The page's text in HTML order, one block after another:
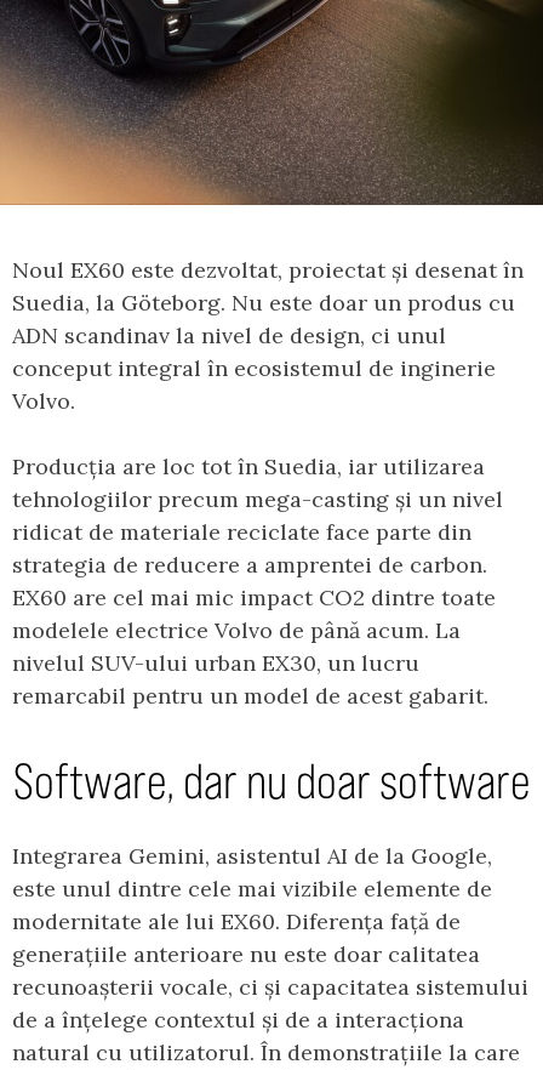
Noul EX60 este dezvoltat, proiectat și desenat în
Suedia, la Göteborg. Nu este doar un produs cu
ADN scandinav la nivel de design, ci unul
conceput integral în ecosistemul de inginerie
Volvo.
Producția are loc tot în Suedia, iar utilizarea
tehnologiilor precum mega-casting și un nivel
ridicat de materiale reciclate face parte din
strategia de reducere a amprentei de carbon.
EX60 are cel mai mic impact CO2 dintre toate
modelele electrice Volvo de până acum. La
nivelul SUV-ului urban EX30, un lucru
remarcabil pentru un model de acest gabarit.
Software, dar nu doar software
Integrarea Gemini, asistentul AI de la Google,
este unul dintre cele mai vizibile elemente de
modernitate ale lui EX60. Diferența față de
generațiile anterioare nu este doar calitatea
recunoașterii vocale, ci și capacitatea sistemului
de a înțelege contextul și de a interacționa
natural cu utilizatorul. În demonstrațiile la care